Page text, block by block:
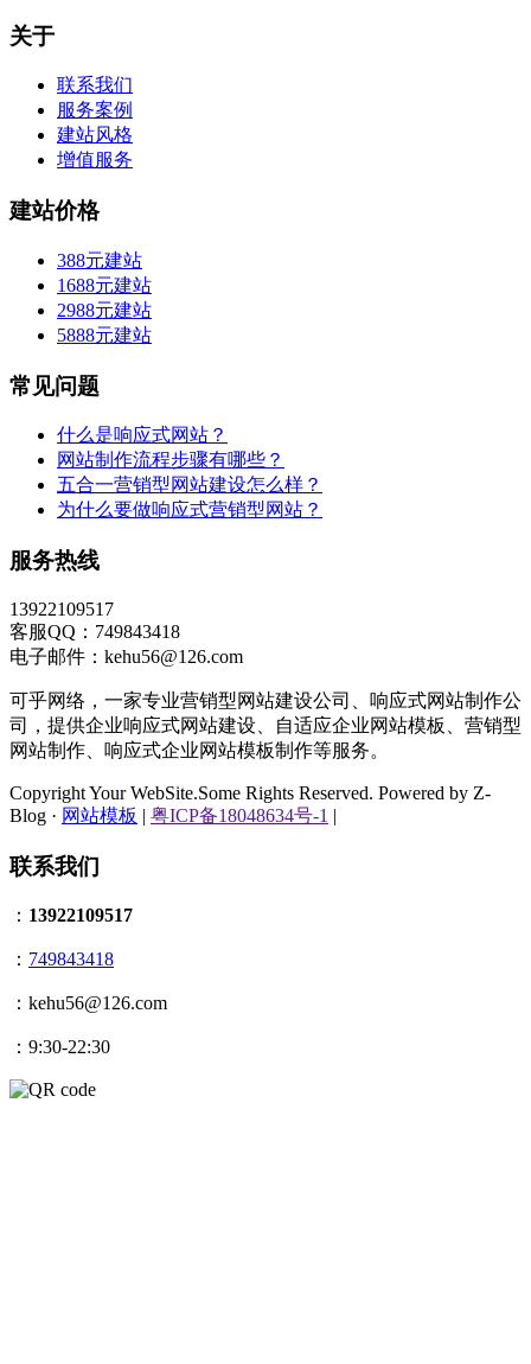
关于
联系我们
服务案例
建站风格
增值服务
建站价格
388元建站
1688元建站
2988元建站
5888元建站
常见问题
什么是响应式网站？
网站制作流程步骤有哪些？
五合一营销型网站建设怎么样？
为什么要做响应式营销型网站？
服务热线
13922109517
客服QQ：749843418
电子邮件：kehu56@126.com
可乎网络，一家专业营销型网站建设公司、响应式网站制作公
司，提供企业响应式网站建设、自适应企业网站模板、营销型
网站制作、响应式企业网站模板制作等服务。
Copyright Your WebSite.Some Rights Reserved. Powered by Z-
Blog · 网站模板 | 粤ICP备18048634号-1 |
联系我们
： 13922109517
： 749843418
：kehu56@126.com
：9:30-22:30